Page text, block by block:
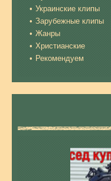
Украинские клипы
Зарубежные клипы
Жанры
Христианские
Рекомендуем